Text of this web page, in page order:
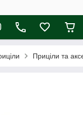
Приціли та